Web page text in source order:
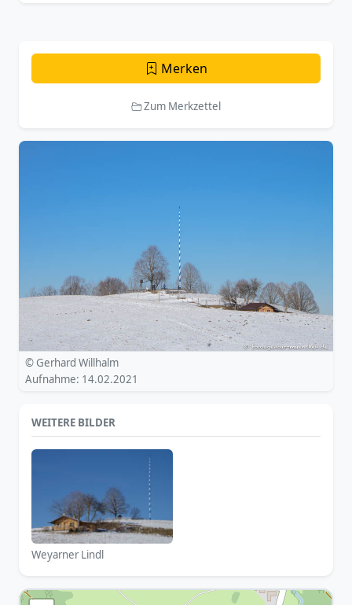
Merken
Zum Merkzettel
© Gerhard Willhalm
Aufnahme: 14.02.2021
WEITERE BILDER
Weyarner Lindl